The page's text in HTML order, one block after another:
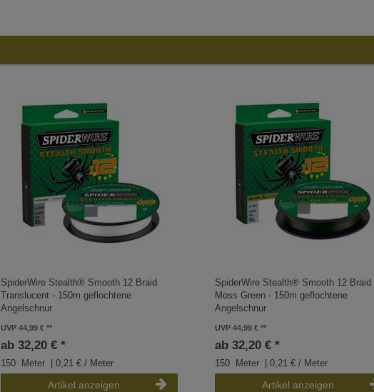
SpiderWire Stealth® Smooth 12 Braid
Translucent - 150m geflochtene
Angelschnur
UVP 44,99 €
ab 32,20 € *
150 Meter | 0,21 € / Meter
Artikel anzeigen
SpiderWire Stealth® Smooth 12 Braid
Moss Green - 150m geflochtene
Angelschnur
UVP 44,99 €
ab 32,20 € *
150 Meter | 0,21 € / Meter
Artikel anzeigen